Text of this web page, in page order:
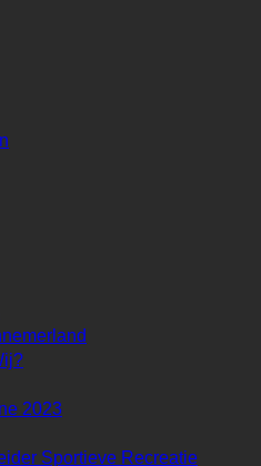
2023
Sportieve Recreatie